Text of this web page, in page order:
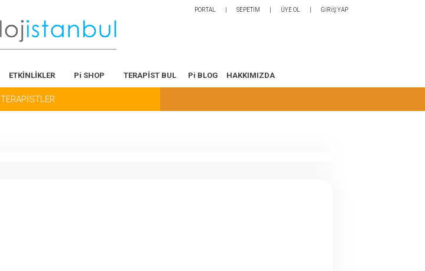
PORTAL SEPETİM ÜYE OL GİRİŞ YAP
ETKİNLİKLER Pi SHOP TERAPİST BUL Pi BLOG HAKKIMIZDA
TERAPİSTLER